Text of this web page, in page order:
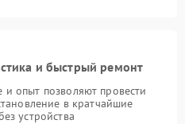
и быстрый ремонт
опыт позволяют провести
в кратчайшие
устройства